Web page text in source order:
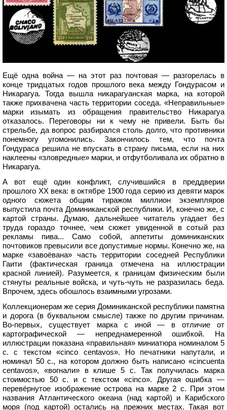
Ещё одна война — на этот раз почтовая — разгорелась в
конце тридцатых годов прошлого века между Гондурасом и
Никарагуа. Тогда вышла никарагуанская марка, на которой
также прихвачена часть территории соседа. «Неправильные»
марки изымать из обращения правительство Никарагуа
отказалось. Переговоры ни к чему не привели. Быть бы
стрельбе, да вопрос разбирался столь долго, что противники
понемногу угомонились. Закончилось тем, что почта
Гондураса решила не впускать в страну письма, если на них
наклеены «зловредные» марки, и отфутболивала их обратно в
Никарагуа.
А вот ещё один конфликт, случившийся в преддверии
прошлого XX века: в октябре 1900 года серию из девяти марок
одного сюжета общим тиражом миллион экземпляров
выпустила почта Доминиканской республики. И, конечно же, с
картой страны. Думаю, дальнейшее читатель угадает без
труда гораздо точнее, чем сюжет увиденной в сотый раз
рекламы пива... Само собой, аппетиты доминиканских
почтовиков превысили все допустимые нормы. Конечно же, на
марке «завоёвана» часть территории соседней Республики
Гаити (фактическая граница отмечена на иллюстрации
красной линией). Разумеется, к границам физическим были
стянуты реальные войска, и чуть-чуть не разразилась беда.
Впрочем, здесь обошлось взаимными угрозами.
Коллекционерам же серия Доминиканской республики памятна
и дорога (в буквальном смысле) также по другим причинам.
Во-первых, существует марка с иной — в отличие от
картографической — непреднамеренной ошибкой. На
иллюстрации показана «правильная» миниатюра номиналом 5
с. с текстом «cinco centavos». Но печатники напутали, и
номинал 50 с., на котором должно быть написано «cincuenta
centavos», «вогнали» в клише 5 с. Так получилась марка
стоимостью 50 с. и с текстом «cinco». Другая ошибка —
перевёрнутое изображение острова на марке 2 с. При этом
названия Атлантического океана (над картой) и Карибского
моря (под картой) остались на прежних местах. Такая вот